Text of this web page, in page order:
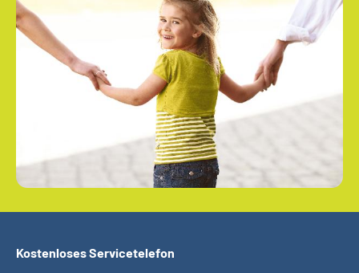
Kostenloses Servicetelefon